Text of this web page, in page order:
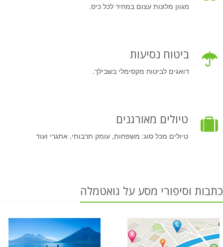
מגוון מלונות עצום במחיר לכל כיס.
ביטוח נסיעות
דואגים לביטוח מקסימלי בשבילך.
טיולים מאורגנים
טיולים מכל סוג: משפחות, עומק תרבותי, אתגרי ועוד
כתבות וסיפורי מסע על גואטמלה